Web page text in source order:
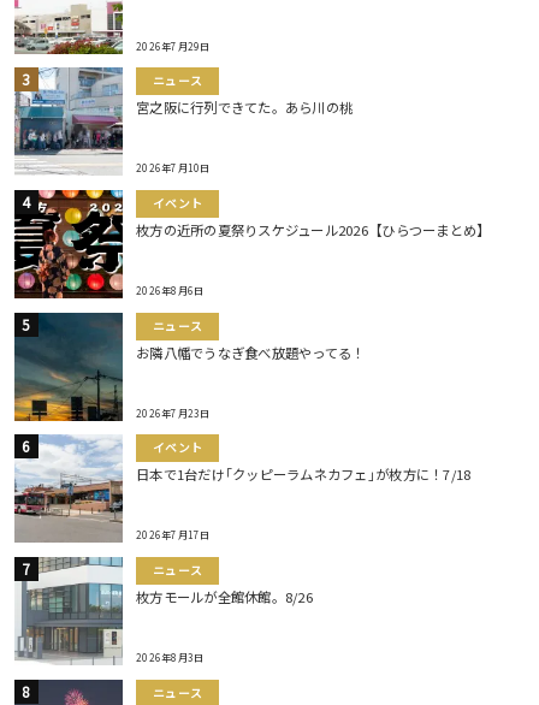
2026年7月29日
ニュース
宮之阪に行列できてた。あら川の桃
2026年7月10日
イベント
枚方の近所の夏祭りスケジュール2026【ひらつーまとめ】
2026年8月6日
ニュース
お隣八幡でうなぎ食べ放題やってる！
2026年7月23日
イベント
日本で1台だけ｢クッピーラムネカフェ｣が枚方に！7/18
2026年7月17日
ニュース
枚方モールが全館休館。8/26
2026年8月3日
ニュース